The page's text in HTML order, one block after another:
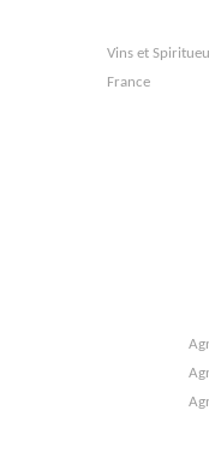
Vins et
France